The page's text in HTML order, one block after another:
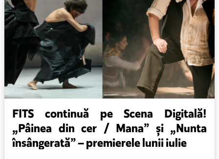
FITS continuă pe Scena Digitală!
„Pâinea din cer / Mana” și „Nunta
însângerată” – premierele lunii iulie